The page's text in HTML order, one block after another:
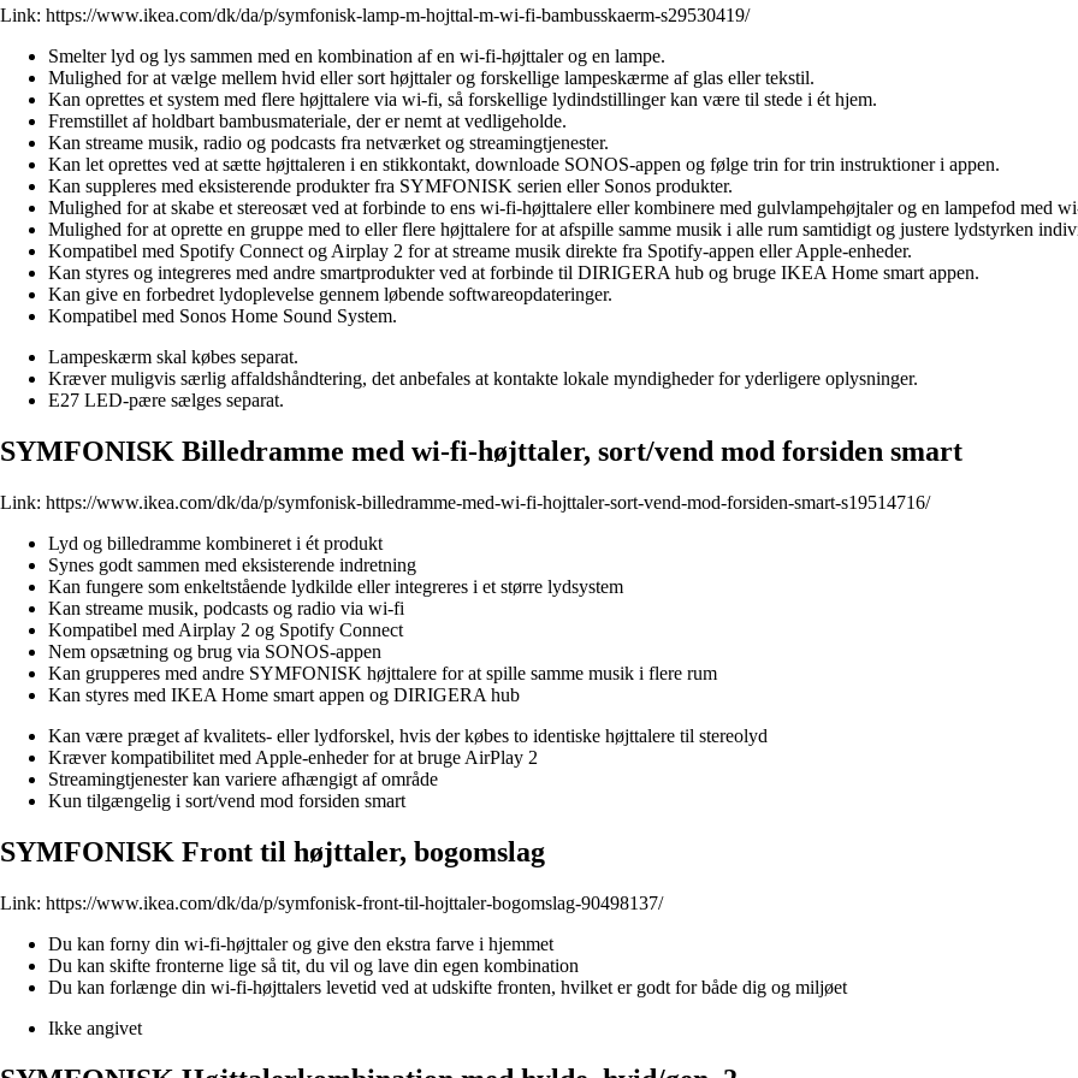
Link: https://www.ikea.com/dk/da/p/symfonisk-lamp-m-hojttal-m-wi-fi-bambusskaerm-s29530419/
Smelter lyd og lys sammen med en kombination af en wi-fi-højttaler og en lampe.
Mulighed for at vælge mellem hvid eller sort højttaler og forskellige lampeskærme af glas eller tekstil.
Kan oprettes et system med flere højttalere via wi-fi, så forskellige lydindstillinger kan være til stede i ét hjem.
Fremstillet af holdbart bambusmateriale, der er nemt at vedligeholde.
Kan streame musik, radio og podcasts fra netværket og streamingtjenester.
Kan let oprettes ved at sætte højttaleren i en stikkontakt, downloade SONOS-appen og følge trin for trin instruktioner i appen.
Kan suppleres med eksisterende produkter fra SYMFONISK serien eller Sonos produkter.
Mulighed for at skabe et stereosæt ved at forbinde to ens wi-fi-højttalere eller kombinere med gulvlampehøjtaler og en lampefod med
Mulighed for at oprette en gruppe med to eller flere højttalere for at afspille samme musik i alle rum samtidigt og justere lydstyrken
Kompatibel med Spotify Connect og Airplay 2 for at streame musik direkte fra Spotify-appen eller Apple-enheder.
Kan styres og integreres med andre smartprodukter ved at forbinde til DIRIGERA hub og bruge IKEA Home smart appen.
Kan give en forbedret lydoplevelse gennem løbende softwareopdateringer.
Kompatibel med Sonos Home Sound System.
Lampeskærm skal købes separat.
Kræver muligvis særlig affaldshåndtering, det anbefales at kontakte lokale myndigheder for yderligere oplysninger.
E27 LED-pære sælges separat.
SYMFONISK Billedramme med wi-fi-højttaler, sort/vend mod forsiden smart
Link: https://www.ikea.com/dk/da/p/symfonisk-billedramme-med-wi-fi-hojttaler-sort-vend-mod-forsiden-smart-s19514716/
Lyd og billedramme kombineret i ét produkt
Synes godt sammen med eksisterende indretning
Kan fungere som enkeltstående lydkilde eller integreres i et større lydsystem
Kan streame musik, podcasts og radio via wi-fi
Kompatibel med Airplay 2 og Spotify Connect
Nem opsætning og brug via SONOS-appen
Kan grupperes med andre SYMFONISK højttalere for at spille samme musik i flere rum
Kan styres med IKEA Home smart appen og DIRIGERA hub
Kan være præget af kvalitets- eller lydforskel, hvis der købes to identiske højttalere til stereolyd
Kræver kompatibilitet med Apple-enheder for at bruge AirPlay 2
Streamingtjenester kan variere afhængigt af område
Kun tilgængelig i sort/vend mod forsiden smart
SYMFONISK Front til højttaler, bogomslag
Link: https://www.ikea.com/dk/da/p/symfonisk-front-til-hojttaler-bogomslag-90498137/
Du kan forny din wi-fi-højttaler og give den ekstra farve i hjemmet
Du kan skifte fronterne lige så tit, du vil og lave din egen kombination
Du kan forlænge din wi-fi-højttalers levetid ved at udskifte fronten, hvilket er godt for både dig og miljøet
Ikke angivet